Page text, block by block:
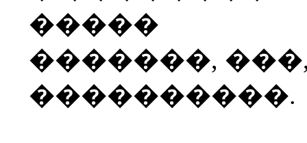
�����
�������,
����������.